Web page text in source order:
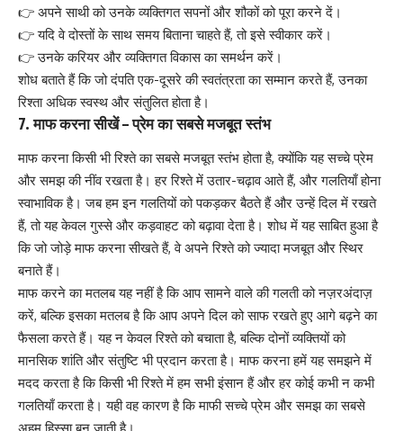
👉 अपने साथी को उनके व्यक्तिगत सपनों और शौकों को पूरा करने दें।
👉 यदि वे दोस्तों के साथ समय बिताना चाहते हैं, तो इसे स्वीकार करें।
👉 उनके करियर और व्यक्तिगत विकास का समर्थन करें।
शोध बताते हैं कि जो दंपति एक-दूसरे की स्वतंत्रता का सम्मान करते हैं, उनका
रिश्ता अधिक स्वस्थ और संतुलित होता है।
7.माफ करना सीखें – प्रेम का सबसे मजबूत स्तंभ
माफ करना किसी भी रिश्ते का सबसे मजबूत स्तंभ होता है, क्योंकि यह सच्चे प्रेम
और समझ की नींव रखता है। हर रिश्ते में उतार-चढ़ाव आते हैं, और गलतियाँ होना
स्वाभाविक है। जब हम इन गलतियों को पकड़कर बैठते हैं और उन्हें दिल में रखते
हैं, तो यह केवल गुस्से और कड़वाहट को बढ़ावा देता है। शोध में यह साबित हुआ है
कि जो जोड़े माफ करना सीखते हैं, वे अपने रिश्ते को ज्यादा मजबूत और स्थिर
बनाते हैं।
माफ करने का मतलब यह नहीं है कि आप सामने वाले की गलती को नज़रअंदाज़
करें, बल्कि इसका मतलब है कि आप अपने दिल को साफ रखते हुए आगे बढ़ने का
फैसला करते हैं। यह न केवल रिश्ते को बचाता है, बल्कि दोनों व्यक्तियों को
मानसिक शांति और संतुष्टि भी प्रदान करता है। माफ करना हमें यह समझने में
मदद करता है कि किसी भी रिश्ते में हम सभी इंसान हैं और हर कोई कभी न कभी
गलतियाँ करता है। यही वह कारण है कि माफी सच्चे प्रेम और समझ का सबसे